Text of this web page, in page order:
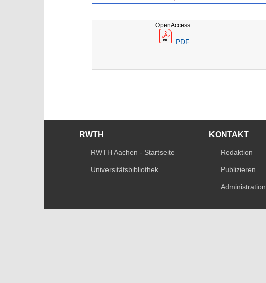
OpenAccess:
PDF
RWTH
RWTH Aachen - Startseite
Universitätsbibliothek
KONTAKT
Redaktion
Publizieren
Administration